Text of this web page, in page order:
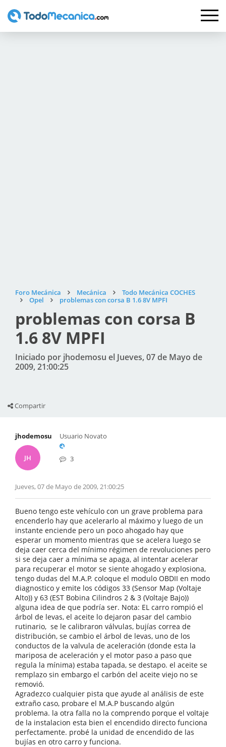
Foro Mecánica Mecánica
Todo Mecánica COCHES
Opel
problemas con corsa B 1.6 8V MPFI
problemas con corsa B
1.6 8V MPFI
Iniciado por jhodemosu el Jueves, 07 de Mayo de
2009, 21:00:25
Compartir
jhodemosu
JH
Usuario Novato
3
Jueves, 07 de Mayo de 2009, 21:00:25
Bueno tengo este vehículo con un grave problema para
encenderlo hay que acelerarlo al máximo y luego de un
instante enciende pero un poco ahogado hay que
esperar un momento mientras que se acelera luego se
deja caer cerca del mínimo régimen de revoluciones pero
si se deja caer a mínima se apaga, al intentar acelerar
para recuperar el motor se siente ahogado y explosiona,
tengo dudas del M.A.P. coloque el modulo OBDII en modo
diagnostico y emite los códigos 33 (Sensor Map (Voltaje
Alto)) y 63 (EST Bobina Cilindros 2 & 3 (Voltaje Bajo))
alguna idea de que podría ser. Nota: EL carro rompió el
árbol de levas, el aceite lo dejaron pasar del cambio
rutinario, se le calibraron válvulas, bujías correa de
distribución, se cambio el árbol de levas, uno de los
conductos de la valvula de aceleración (donde esta la
mariposa de aceleración y el motor paso a paso que
regula la mínima) estaba tapada, se destapo. el aceite se
remplazo sin embargo el carbón del aceite viejo no se
removió.
Agradezco cualquier pista que ayude al análisis de este
extraño caso, probare el M.A.P buscando algún
problema. la otra falla no la comprendo porque el voltaje
de la instalacion esta bien el encendido directo funciona
perfectamente. probé la unidad de encendido de las
bujías en otro carro y funciona.